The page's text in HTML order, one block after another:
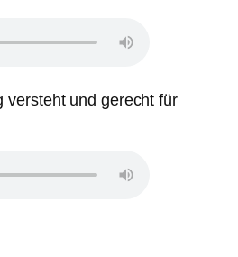
versteht und gerecht für